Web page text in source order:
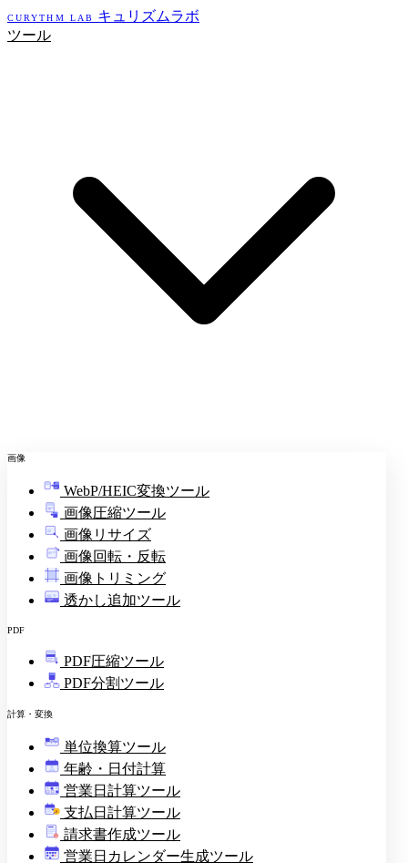
CURYTHM LAB
キュリズムラボ
ツール
画像
WebP/HEIC変換ツール
画像圧縮ツール
画像リサイズ
画像回転・反転
画像トリミング
透かし追加ツール
PDF
PDF圧縮ツール
PDF分割ツール
計算・変換
単位換算ツール
年齢・日付計算
営業日計算ツール
¥ 支払日計算ツール
印
請求書作成ツール
営業日カレンダー生成ツール